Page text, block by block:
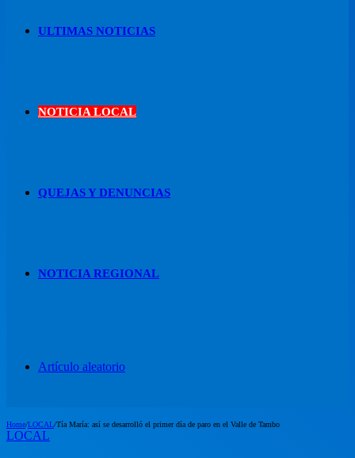
ULTIMAS NOTICIAS
NOTICIA LOCAL
QUEJAS Y DENUNCIAS
NOTICIA REGIONAL
Artículo aleatorio
Home/LOCAL/Tía María: así se desarrolló el primer día de paro en el Valle de Tambo
LOCAL